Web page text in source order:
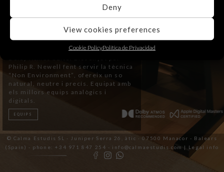
Deny
View cookies preferences
Cookie PolicyPolítica de Privacidad
Estudi 1
Philip R. Newell fent servir la tècnica
“Non Environment”, ofereix un so
natural, neutre i precís. Equipat amb
els millors equips analògics i
digitals.
EQUIPS
© Calma Estudis SL - Juniper Serra 26, àtic · 07500 Manacor - Balears
(Spain) - phone: +34 971 847 254 - info@calmaestudis.com |
Legal info